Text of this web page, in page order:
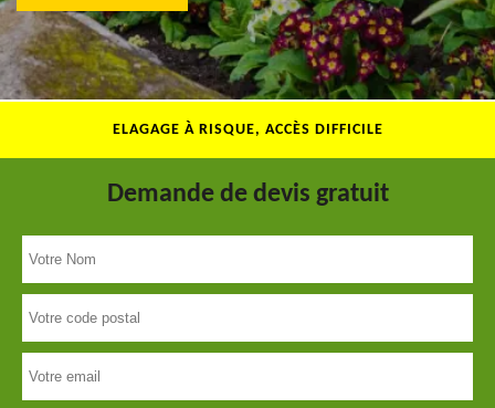
ELAGAGE À RISQUE, ACCÈS DIFFICILE
Demande de devis gratuit